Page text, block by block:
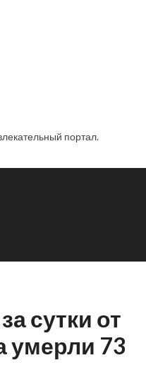
портал.
сутки от
умерли 73